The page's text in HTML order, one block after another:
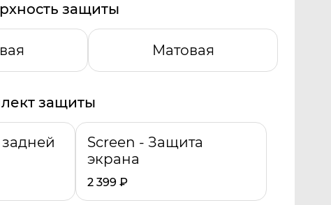
защиты
Матовая
защиты
Screen - Защита
экрана
2 399 ₽